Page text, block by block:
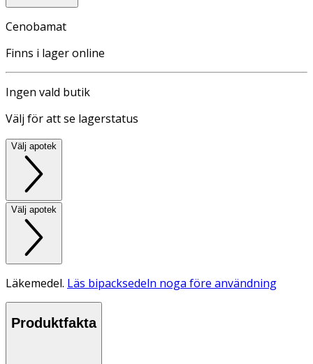
Cenobamat
Finns i lager online
Ingen vald butik
Välj för att se lagerstatus
Välj apotek
Välj apotek
Läkemedel. Läs bipacksedeln noga före användning
Produktfakta